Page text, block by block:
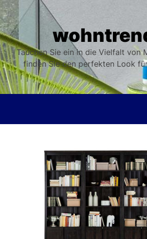
Skip
to
the
content
Tauchen Sie ein in die Vielfalt von
finden Sie den perfekten Look